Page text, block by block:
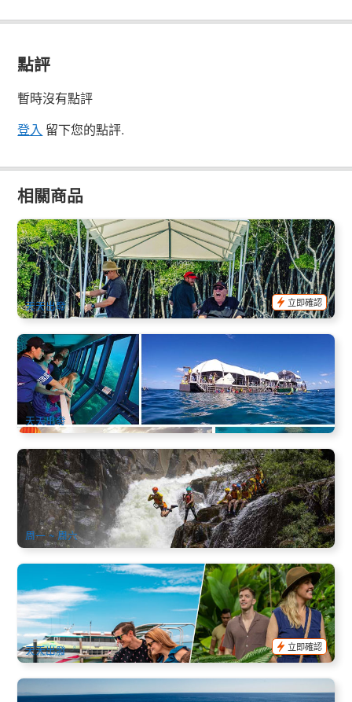
點評
暫時沒有點評
登入 留下您的點評.
相關商品
凱恩斯 包船/租船自駕：平底船 與 迷你小艇可選 (釣魚裝
備/BBQ套餐可選)
841 已預訂
AUD $204.00 $209.00
CNS03975
天天出發
立即確認
大冒險號外堡礁+凱恩斯熱氣球升空+水族館溫馨特價套餐
1.5k 已預訂
AUD $737.00 $864.00
CNS03135
天天出發
凱恩斯溪降探險｜Behana峽谷冒險之旅 (英文)
541 已預訂
AUD $276.00 $ 279.00
CNS07588
周一 ~ 周六
綠島遊船 + 凱恩斯市區周邊一日遊
451 已預訂
AUD $219.00 $229.00
CNS03341
天天出發
立即確認
兔莎號Tusa Reef外堡礁浮潛半日遊